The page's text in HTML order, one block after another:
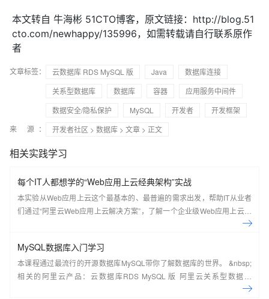
本文转自 牛海彬 51CTO博客，原文链接：http://blog.51
cto.com/newhappy/135996，如需转载请自行联系原作
者
文章标签： 云数据库 RDS MySQL 版 Java
数据库连接
关系型数据库
数据库 容器
应用服务中间件
数据安全/隐私保护
MySQL 开发者
开发框架
来 源：
开发者社区 > 数据库 > 文章 > 正文
相关实践学习
每个IT人都想学的“Web应用上云经典架构”实战
本实验从Web应用上云这个最基本的、最普遍的需求出发，帮助IT从业者
们通过“阿里云Web应用上云解决方案”，了解一个企业级Web应用上云的
MySQL数据库入门学习
本课程通过最流行的开源数据库MySQL带你了解数据库的世界。 &nbsp;
相关的阿里云产品：云数据库RDS MySQL 版 阿里云关系型数据库
RDS（Relational Database Service）是一种稳定可靠、可弹性伸缩的在